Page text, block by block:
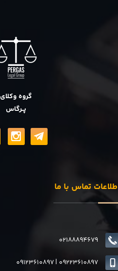
گروه وکلای
پــرگاس
تماس با ما
02188894679
09123610897| 09223610897